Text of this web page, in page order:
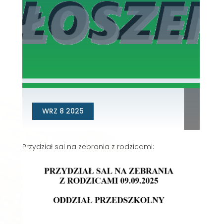
WRZ 8 2025
Przydział sal na zebrania z rodzicami: